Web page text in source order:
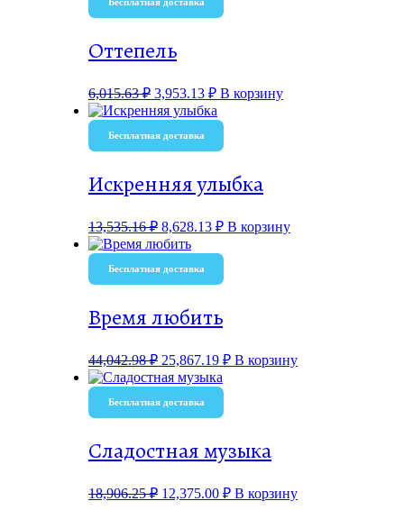
Бесплатная доставка
Оттепель
6,015.63₽ 3,953.13 ₽ В корзину
Бесплатная доставка
Искренняя улыбка
13,535.16₽ 8,628.13 ₽ В корзину
Бесплатная доставка
Время любить
44,042.98₽ 25,867.19 ₽ В корзину
Бесплатная доставка
Сладостная музыка
18,906.25₽ 12,375.00 ₽ В корзину